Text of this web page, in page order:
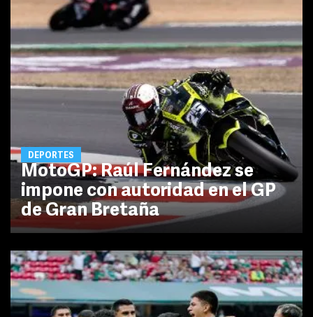
DEPORTES
MotoGP: Raúl Fernández se
impone con autoridad en el GP
de Gran Bretaña